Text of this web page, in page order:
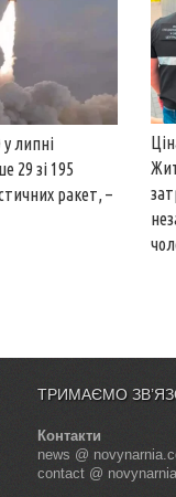
липні
29 зі 195
ракет, –
ТРИМАЄМО
Контакти
news @
contact @